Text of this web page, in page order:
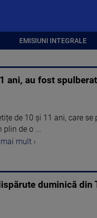
EMISIUNI INTEGRALE
ani, au fost
de 10 și 11 ani, care
plin de o ...
mult ›
duminică